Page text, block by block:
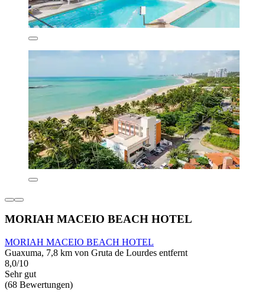
MORIAH MACEIO BEACH HOTEL
MORIAH MACEIO BEACH HOTEL
Guaxuma, 7,8 km von Gruta de Lourdes entfernt
8,0/10
Sehr gut
(68 Bewertungen)